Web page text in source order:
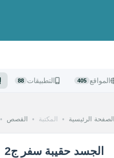
المواقع 405 التطبيقات 88
الصفحة الرئيسية • المكتبة • القصص •
الجسد حقيبة سفر ج2